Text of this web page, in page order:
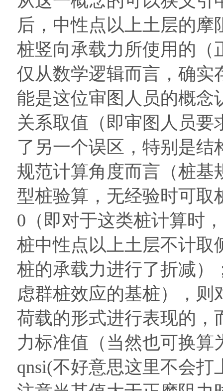
后，中性点以上土层的
桩竖向承载力所使用的（
仅从数学逻辑而言，确实
能是这位审图人员的概念
关系取值（即审图人员
了另一个误区，特别是
规范计算角度而言（桩基
型桩验算，无经验时可取
0（即对于这类桩计算时
桩中性点以上土层不计取
桩的承载力进行了折减）
虑群桩效应的基桩），
荷载的形式进行表现的，
力标准值（当然也可换
qnsi(不好意思这里不会